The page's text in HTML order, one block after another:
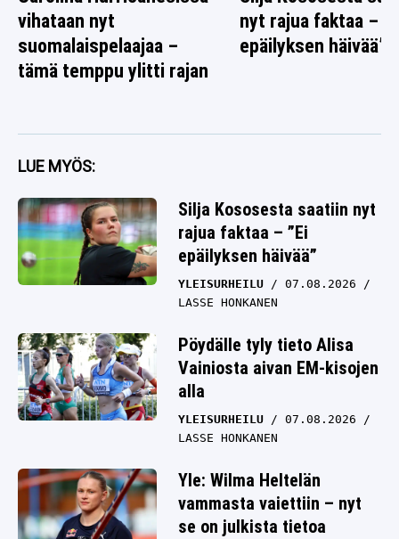
vihataan nyt
suomalaispelaajaa –
tämä temppu ylitti rajan
nyt rajua faktaa –
epäilyksen häivää”
LUE MYÖS:
Silja Kososesta saatiin nyt
rajua faktaa – ”Ei
epäilyksen häivää”
YLEISURHEILU
07.08.2026
LASSE HONKANEN
Pöydälle tyly tieto Alisa
Vainiosta aivan EM-kisojen
alla
YLEISURHEILU
07.08.2026
LASSE HONKANEN
Yle: Wilma Heltelän
vammasta vaiettiin – nyt
se on julkista tietoa